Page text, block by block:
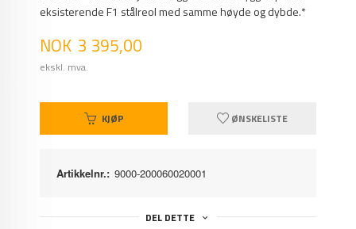
eksisterende F1 stålreol med samme høyde og dybde.*
Pris
NOK 3 395,00
ekskl. mva.
KJØP ØNSKELISTE
Artikkelnr.: 9000-200060020001
DEL DETTE